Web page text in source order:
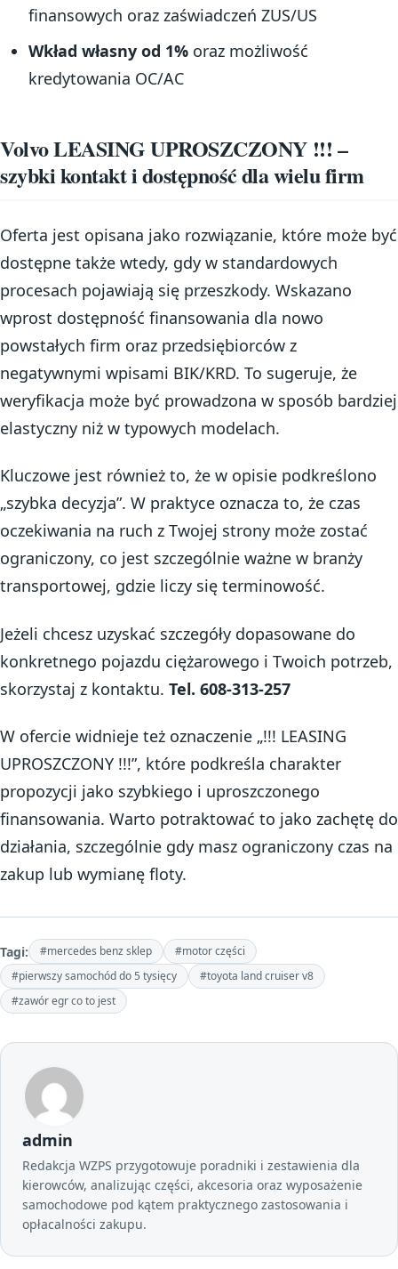
finansowych oraz zaświadczeń ZUS/US
Wkład własny od 1%oraz możliwość
kredytowania OC/AC
Volvo LEASING UPROSZCZONY !!! –
szybki kontakt i dostępność dla wielu firm
Oferta jest opisana jako rozwiązanie, które może być
dostępne także wtedy, gdy w standardowych
procesach pojawiają się przeszkody. Wskazano
wprost dostępność finansowania dla nowo
powstałych firm oraz przedsiębiorców z
negatywnymi wpisami BIK/KRD. To sugeruje, że
weryfikacja może być prowadzona w sposób bardziej
elastyczny niż w typowych modelach.
Kluczowe jest również to, że w opisie podkreślono
„szybka decyzja”. W praktyce oznacza to, że czas
oczekiwania na ruch z Twojej strony może zostać
ograniczony, co jest szczególnie ważne w branży
transportowej, gdzie liczy się terminowość.
Jeżeli chcesz uzyskać szczegóły dopasowane do
konkretnego pojazdu ciężarowego i Twoich potrzeb,
skorzystaj z kontaktu. Tel. 608-313-257
W ofercie widnieje też oznaczenie „!!! LEASING
UPROSZCZONY !!!”, które podkreśla charakter
propozycji jako szybkiego i uproszczonego
finansowania. Warto potraktować to jako zachętę do
działania, szczególnie gdy masz ograniczony czas na
zakup lub wymianę floty.
Tagi: #mercedes benz sklep
#motor części
#pierwszy samochód do 5 tysięcy
#toyota land cruiser v8
#zawór egr co to jest
admin
Redakcja WZPS przygotowuje poradniki i zestawienia dla
kierowców, analizując części, akcesoria oraz wyposażenie
samochodowe pod kątem praktycznego zastosowania i
opłacalności zakupu.